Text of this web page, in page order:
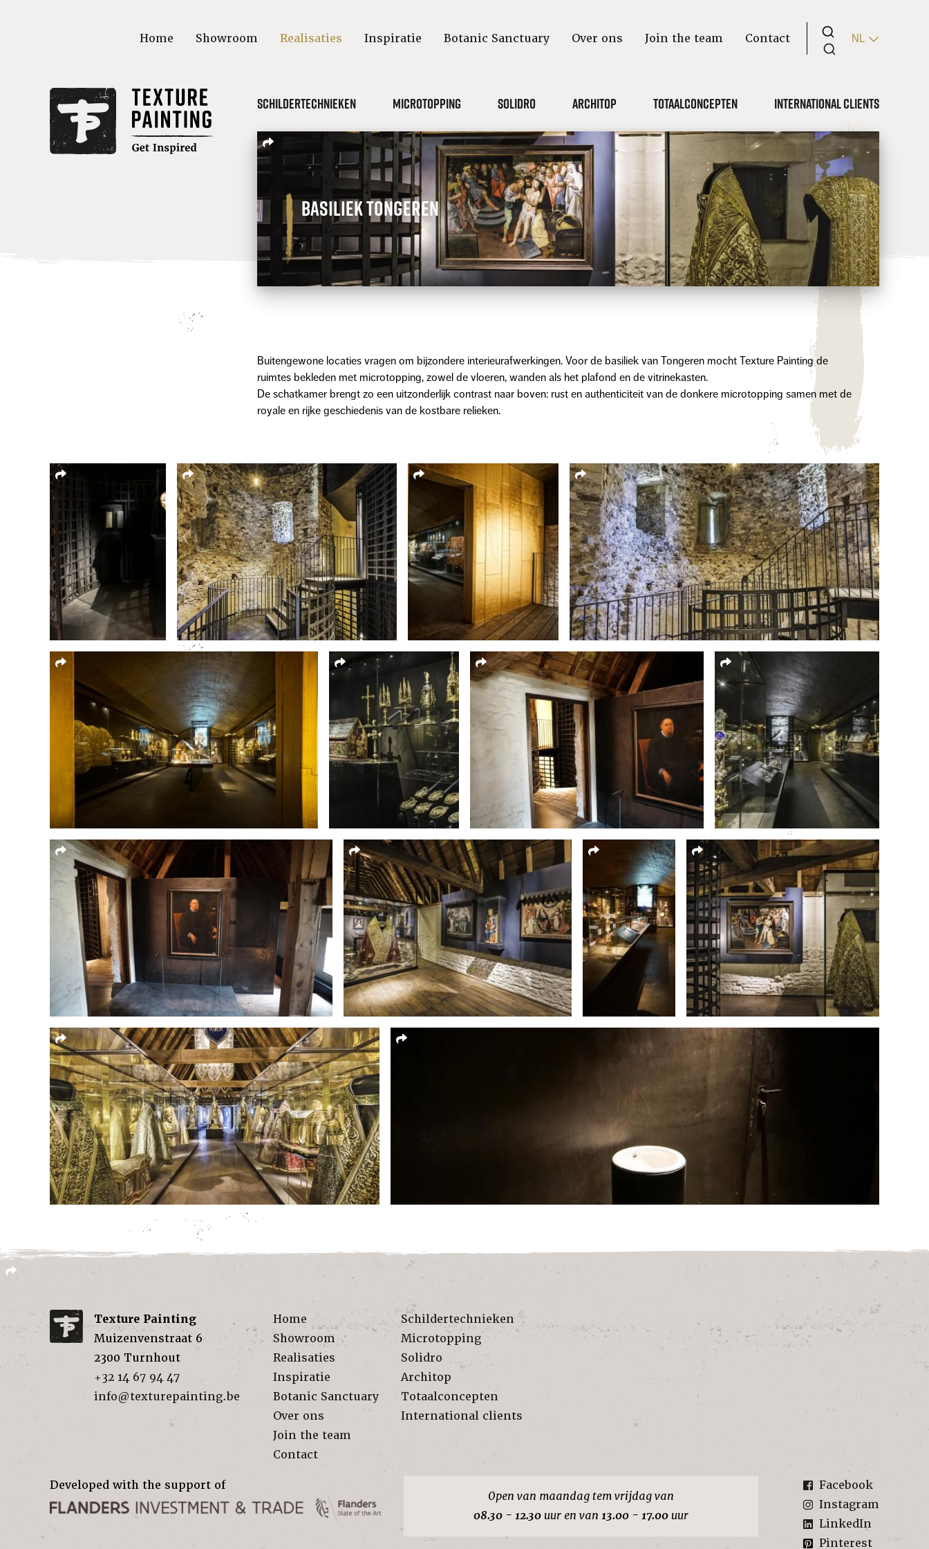
Home Showroom Realisaties Inspiratie Botanic Sanctuary Over ons Join the team Contact NL
Schildertechnieken Microtopping Solidro Architop Totaalconcepten International clients
Basiliek Tongeren
Buitengewone locaties vragen om bijzondere interieurafwerkingen. Voor de basiliek van Tongeren mocht Texture Painting de
ruimtes bekleden met microtopping, zowel de vloeren, wanden als het plafond en de vitrinekasten.
De schatkamer brengt zo een uitzonderlijk contrast naar boven: rust en authenticiteit van de donkere microtopping samen met de
royale en rijke geschiedenis van de kostbare relieken.
Texture Painting
Muizenvenstraat 6
2300 Turnhout
+32 14 67 94 47
info@texturepainting.be
Home
Showroom
Realisaties
Inspiratie
Botanic Sanctuary
Over ons
Join the team
Contact
Schildertechnieken
Microtopping
Solidro
Architop
Totaalconcepten
International clients
Developed with the support of
Open van maandag tem vrijdag van
08.30 - 12.30 uur en van 13.00 - 17.00 uur
Facebook
Instagram
LinkedIn
Pinterest